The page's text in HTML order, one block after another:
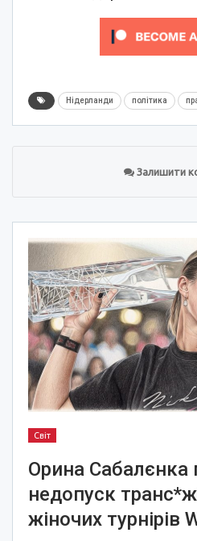
Нідерланди політика
Залишити
Світ
Орина Сабалєнка
недопуск
жіночих турнірів